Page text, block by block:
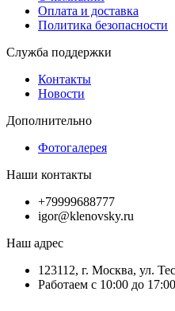
Оплата и доставка
Политика безопасности
Служба поддержки
Контакты
Новости
Дополнительно
Фотогалерея
Наши контакты
+79999688777
igor@klenovsky.ru
Наш адрес
123112, г. Москва, ул.
Работаем с 10:00 до 17:00